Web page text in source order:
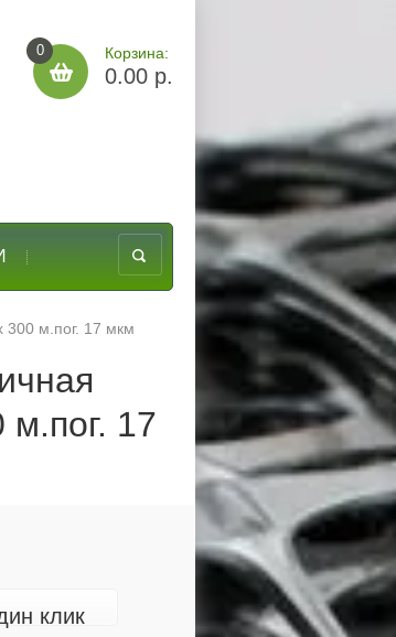
0 Корзина:
0.00 р.
300 м.пог. 17 мкм
17
клик